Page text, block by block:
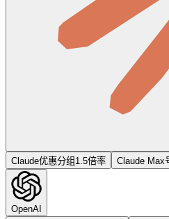
Claude优惠分组 1.5倍率 Claude Max
OpenAI